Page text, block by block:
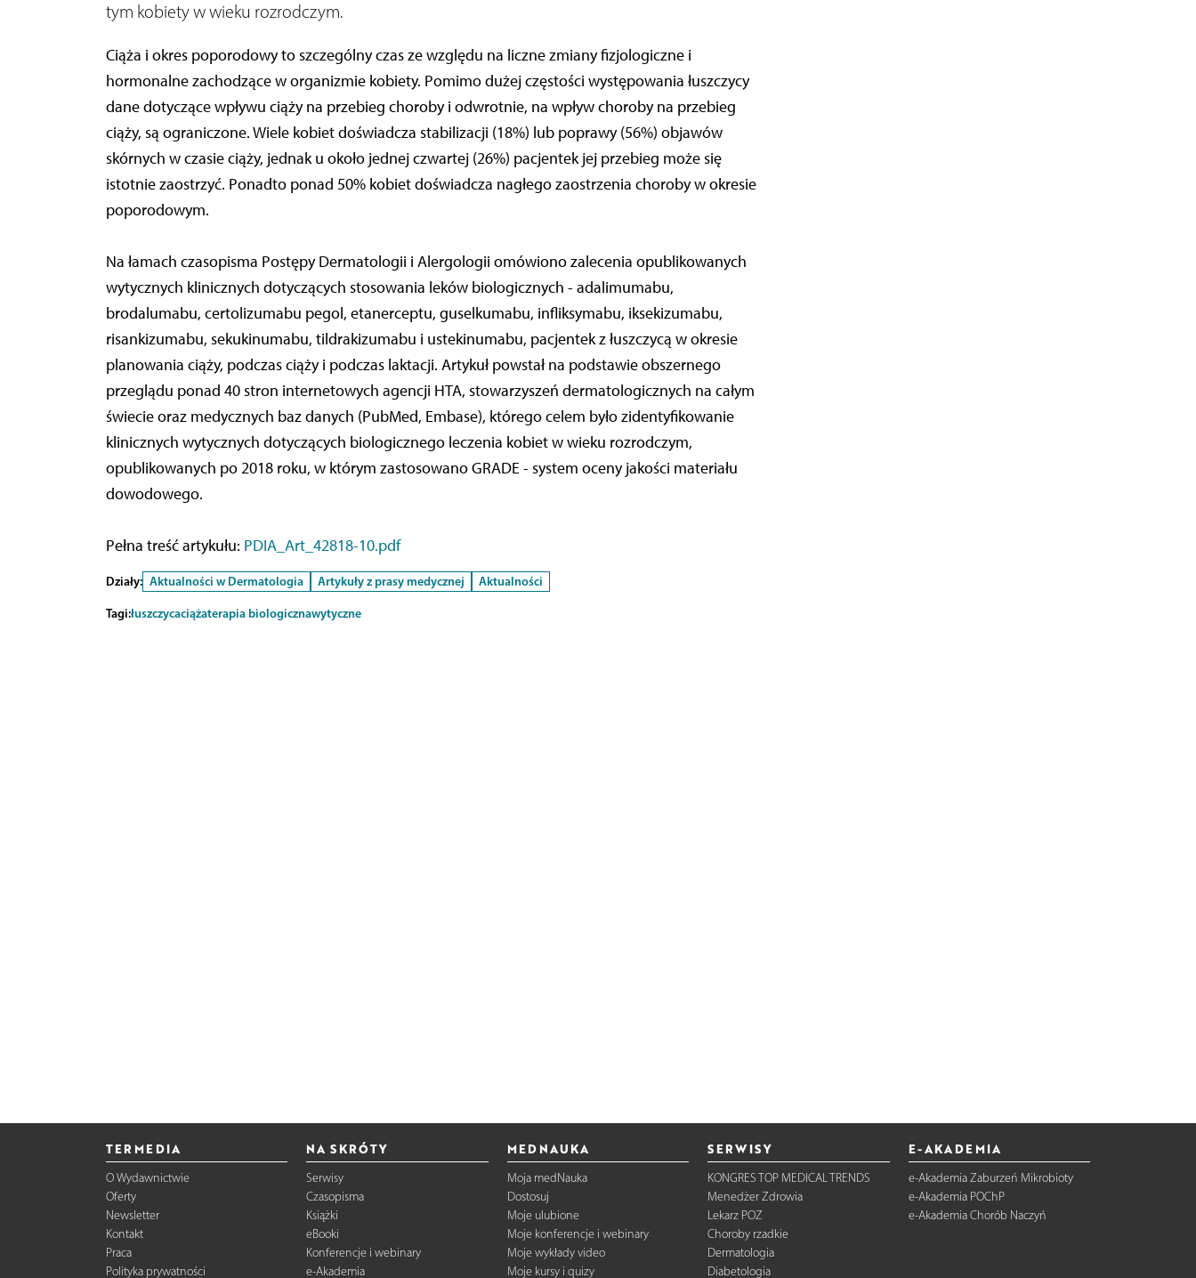
tym kobiety w wieku rozrodczym.
Ciąża i okres poporodowy to szczególny czas ze względu na liczne zmiany fizjologiczne i
hormonalne zachodzące w organizmie kobiety. Pomimo dużej częstości występowania łuszczycy
dane dotyczące wpływu ciąży na przebieg choroby i odwrotnie, na wpływ choroby na przebieg
ciąży, są ograniczone. Wiele kobiet doświadcza stabilizacji (18%) lub poprawy (56%) objawów
skórnych w czasie ciąży, jednak u około jednej czwartej (26%) pacjentek jej przebieg może się
istotnie zaostrzyć. Ponadto ponad 50% kobiet doświadcza nagłego zaostrzenia choroby w okresie
poporodowym.
Na łamach czasopisma Postępy Dermatologii i Alergologii omówiono zalecenia opublikowanych
wytycznych klinicznych dotyczących stosowania leków biologicznych - adalimumabu,
brodalumabu, certolizumabu pegol, etanerceptu, guselkumabu, infliksymabu, iksekizumabu,
risankizumabu, sekukinumabu, tildrakizumabu i ustekinumabu, pacjentek z łuszczycą w okresie
planowania ciąży, podczas ciąży i podczas laktacji. Artykuł powstał na podstawie obszernego
przeglądu ponad 40 stron internetowych agencji HTA, stowarzyszeń dermatologicznych na całym
świecie oraz medycznych baz danych (PubMed, Embase), którego celem było zidentyfikowanie
klinicznych wytycznych dotyczących biologicznego leczenia kobiet w wieku rozrodczym,
opublikowanych po 2018 roku, w którym zastosowano GRADE - system oceny jakości materiału
dowodowego.
Pełna treść artykułu: PDIA_Art_42818-10.pdf
Działy: Aktualności w Dermatologia Artykuły z prasy medycznej
Aktualności
Tagi:łuszczycaciążaterapia biologicznawytyczne
TERMEDIA
O Wydawnictwie
Oferty
Newsletter
Kontakt
Praca
Polityka prywatności
NA SKRÓTY
Serwisy
Czasopisma
Książki
eBooki
Konferencje i webinary
e-Akademia
MEDNAUKA
Moja medNauka
Dostosuj
Moje ulubione
Moje konferencje i webinary
Moje wykłady video
Moje kursy i quizy
SERWISY
KONGRES TOP MEDICAL TRENDS
Menedżer Zdrowia
Lekarz POZ
Choroby rzadkie
Dermatologia
Diabetologia
E-AKADEMIA
e-Akademia Zaburzeń Mikrobioty
e-Akademia POChP
e-Akademia Chorób Naczyń